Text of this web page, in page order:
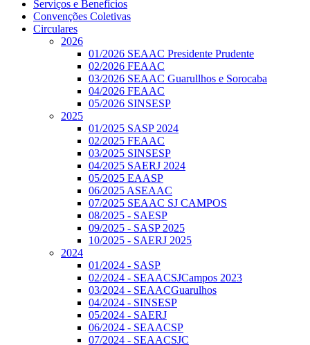
Serviços e Benefícios
Convenções Coletivas
Circulares
2026
01/2026 SEAAC Presidente Prudente
02/2026 FEAAC
03/2026 SEAAC Guarullhos e Sorocaba
04/2026 FEAAC
05/2026 SINSESP
2025
01/2025 SASP 2024
02/2025 FEAAC
03/2025 SINSESP
04/2025 SAERJ 2024
05/2025 EAASP
06/2025 ASEAAC
07/2025 SEAAC SJ CAMPOS
08/2025 - SAESP
09/2025 - SASP 2025
10/2025 - SAERJ 2025
2024
01/2024 - SASP
02/2024 - SEAACSJCampos 2023
03/2024 - SEAACGuarulhos
04/2024 - SINSESP
05/2024 - SAERJ
06/2024 - SEAACSP
07/2024 - SEAACSJC